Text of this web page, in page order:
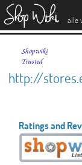
alle
http://
Ratings and